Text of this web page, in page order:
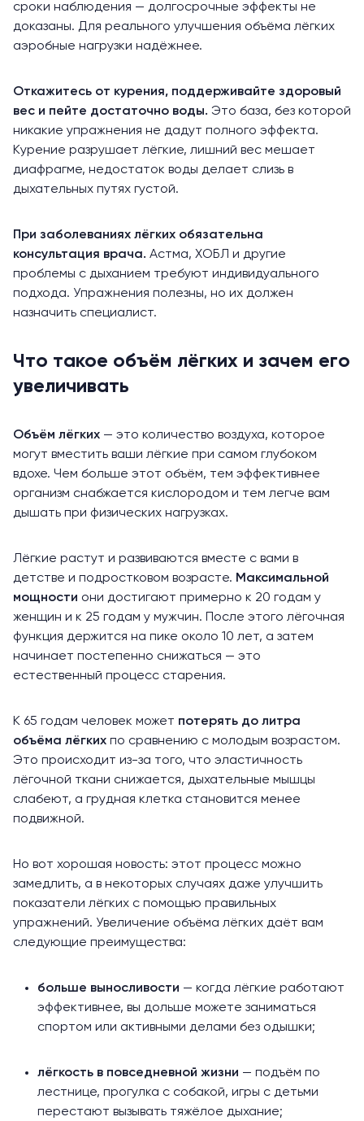
сроки наблюдения — долгосрочные эффекты не
доказаны. Для реального улучшения объёма лёгких
аэробные нагрузки надёжнее.
Откажитесь от курения, поддерживайте здоровый
вес и пейте достаточно воды. Это база, без которой
никакие упражнения не дадут полного эффекта.
Курение разрушает лёгкие, лишний вес мешает
диафрагме, недостаток воды делает слизь в
дыхательных путях густой.
При заболеваниях лёгких обязательна
консультация врача. Астма, ХОБЛ и другие
проблемы с дыханием требуют индивидуального
подхода. Упражнения полезны, но их должен
назначить специалист.
Что такое объём лёгких и зачем его
увеличивать
Объём лёгких — это количество воздуха, которое
могут вместить ваши лёгкие при самом глубоком
вдохе. Чем больше этот объём, тем эффективнее
организм снабжается кислородом и тем легче вам
дышать при физических нагрузках.
Лёгкие растут и развиваются вместе с вами в
детстве и подростковом возрасте. Максимальной
мощности они достигают примерно к 20 годам у
женщин и к 25 годам у мужчин. После этого лёгочная
функция держится на пике около 10 лет, а затем
начинает постепенно снижаться — это
естественный процесс старения.
К 65 годам человек может потерять до литра
объёма лёгких по сравнению с молодым возрастом.
Это происходит из-за того, что эластичность
лёгочной ткани снижается, дыхательные мышцы
слабеют, а грудная клетка становится менее
подвижной.
Но вот хорошая новость: этот процесс можно
замедлить, а в некоторых случаях даже улучшить
показатели лёгких с помощью правильных
упражнений. Увеличение объёма лёгких даёт вам
следующие преимущества:
больше выносливости — когда лёгкие работают
эффективнее, вы дольше можете заниматься
спортом или активными делами без одышки;
лёгкость в повседневной жизни — подъём по
лестнице, прогулка с собакой, игры с детьми
перестают вызывать тяжёлое дыхание;